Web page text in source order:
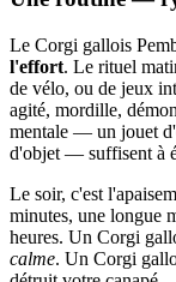
Le Corgi gallois
l'effort. Le rituel
de vélo, ou de jeux
agité, mordille,
mentale — un jouet
d'objet — suffisent à
Le soir, c'est
minutes, une longue
heures. Un Corgi
calme. Un Corgi